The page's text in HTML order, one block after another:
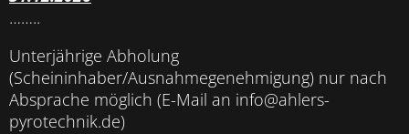
……..
Unterjährige Abholung
(Scheininhaber/Ausnahmegenehmigung) nur nach
Absprache möglich (E-Mail an info@ahlers-
pyrotechnik.de)